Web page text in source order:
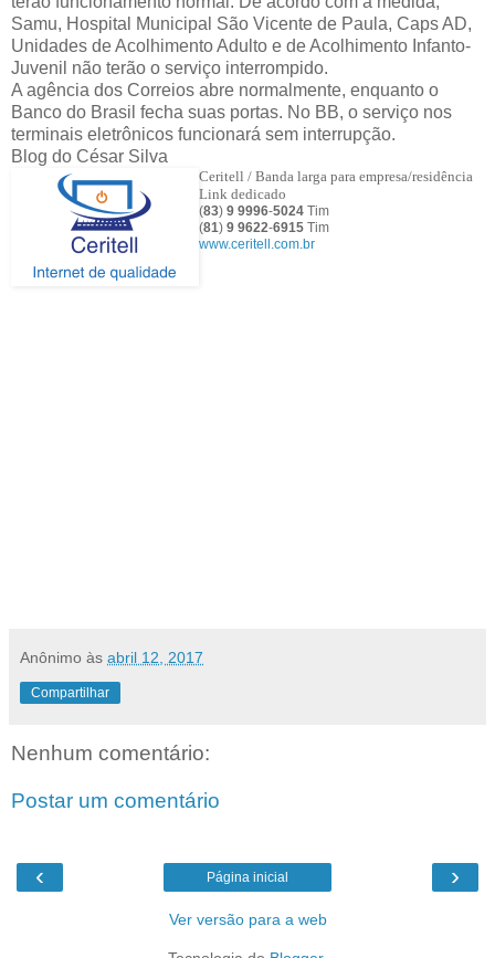
Samu, Hospital Municipal São Vicente de Paula, Caps AD,
Unidades de Acolhimento Adulto e de Acolhimento Infanto-
Juvenil não terão o serviço interrompido.
A agência dos Correios abre normalmente, enquanto o
Banco do Brasil fecha suas portas. No BB, o serviço nos
terminais eletrônicos funcionará sem interrupção.
Blog do César Silva
Ceritell / Banda larga para empresa/residência
Link dedicado
(83) 9 9996-5024 Tim
(81) 9 9622-6915 Tim
www.ceritell.com.br
Anônimo às abril 12, 2017
Compartilhar
Nenhum comentário:
Postar um comentário
‹ ›
Página inicial
Ver versão para a web